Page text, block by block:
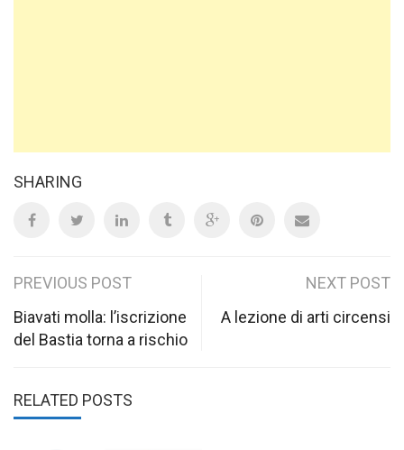
SHARING
Post
navigation
PREVIOUS POST
Biavati molla: l’iscrizione
del Bastia torna a rischio
NEXT POST
A lezione di arti circensi
RELATED POSTS